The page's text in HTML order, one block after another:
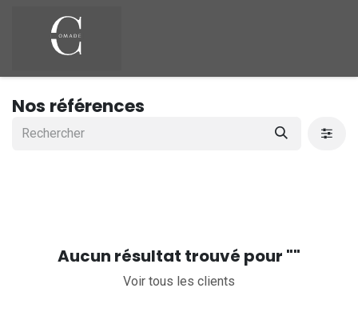
Nos références
Aucun résultat trouvé pour ""
Voir tous les clients